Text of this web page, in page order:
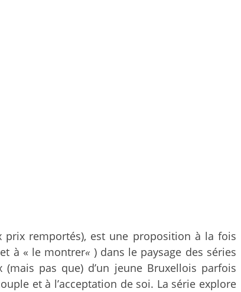
prix remportés), est une proposition à la fois
à « le montrer« ) dans le paysage des séries
pas que) d’un jeune Bruxellois parfois
et à l’acceptation de soi. La série explore